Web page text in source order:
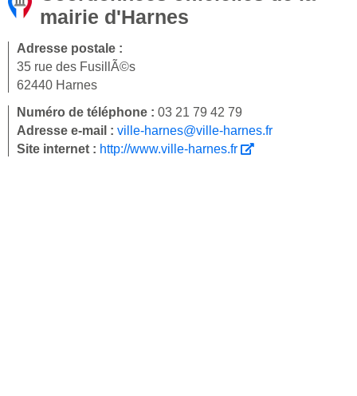
mairie d'Harnes
Adresse postale :
35 rue des FusillÃ©s
62440 Harnes
Numéro de téléphone : 03 21 79 42 79
Adresse e-mail : ville-harnes@ville-harnes.fr
Site internet : http://www.ville-harnes.fr